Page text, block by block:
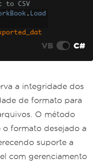
CSV
. Load
VB C#
a integridade dos
de formato para
O método
o formato desejado a
suporte a
com gerenciamento